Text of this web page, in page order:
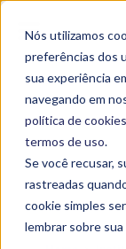
Nós utilizamos
preferências dos
sua experiência
navegando em
política de cookies
termos de uso.
Se você recusar,
rastreadas
cookie simples
lembrar sobre